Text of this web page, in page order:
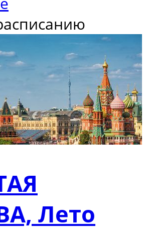
Лето